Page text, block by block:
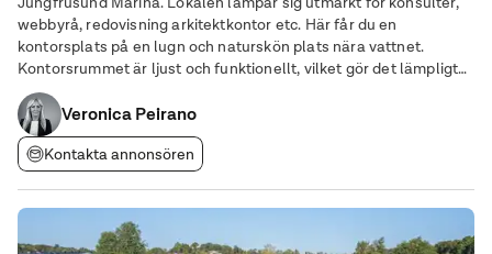
webbyrå, redovisning arkitektkontor etc. Här får du en
kontorsplats på en lugn och naturskön plats nära vattnet.
Kontorsrummet är ljust och funktionellt, vilket gör det lämpligt
för småföretag eller enskilda entreprenörer. I det egna
kontorsrummet, som är en del av en större
Veronica Peirano
Kontakta annonsören